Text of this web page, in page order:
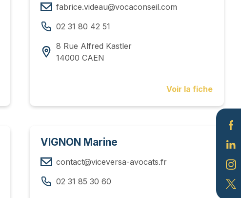
fabrice.videau@vocaconseil.com
02 31 80 42 51
8 Rue Alfred Kastler
14000 CAEN
Voir la fiche
VIGNON Marine
contact@viceversa-avocats.fr
02 31 85 30 60